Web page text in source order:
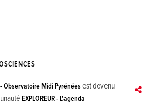
Midi Pyrénées est devenu
EXPLOREUR - L'agenda